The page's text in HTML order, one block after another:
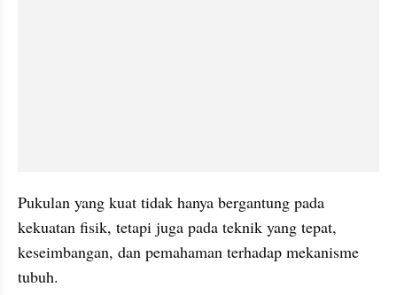
Pukulan yang kuat tidak hanya bergantung pada
kekuatan fisik, tetapi juga pada teknik yang tepat,
keseimbangan, dan pemahaman terhadap mekanisme
tubuh.